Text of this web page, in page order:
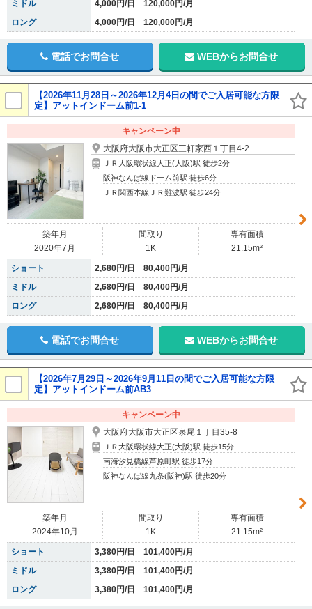
ミドル
4,000円/日 120,000円/月
ロング
4,000円/日 120,000円/月
電話でお問合せ WEBからお問合せ
【2026年11月28日～2026年12月4日の間でご入居可能な方限
定】アットインドーム前1-1
キャンペーン中
大阪府大阪市大正区三軒家西１丁目4-2
ＪＲ大阪環状線大正(大阪)駅 徒歩2分
阪神なんば線ドーム前駅 徒歩6分
ＪＲ関西本線ＪＲ難波駅 徒歩24分
築年月
2020年7月
間取り
1K
専有面積
21.15m²
ショート
2,680円/日 80,400円/月
ミドル
2,680円/日 80,400円/月
ロング
2,680円/日 80,400円/月
電話でお問合せ WEBからお問合せ
【2026年7月29日～2026年9月11日の間でご入居可能な方限
定】アットインドーム前AB3
キャンペーン中
大阪府大阪市大正区泉尾１丁目35-8
ＪＲ大阪環状線大正(大阪)駅 徒歩15分
南海汐見橋線芦原町駅 徒歩17分
阪神なんば線九条(阪神)駅 徒歩20分
築年月
2024年10月
間取り
1K
専有面積
21.15m²
ショート
3,380円/日 101,400円/月
ミドル
3,380円/日 101,400円/月
ロング
3,380円/日 101,400円/月